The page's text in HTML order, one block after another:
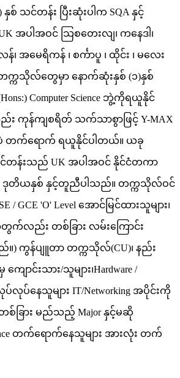
စ် သင်တန်း ပြီးဆုံးပါက SQA နှင့်
အပါအဝင် သြစတေးလျ၊ ကနေဒါ၊
၊ အမေရိကန် ၊ စင်္ကာပူ ၊ ထိုင်း ၊ မလေး
က္ကသိုလ်တွေမှာ နောက်ဆုံးနှစ် (၁)နှစ်
Computer Science ဘွဲ့ကိုရယူနိုင်
ကုန်ကျစရိတ် သက်သာစွာဖြင့် Y-MAX
ာပဲ တက်ရောက် ရယူနိုင်ပါတယ်။ ယခု
သင်တန်းသည် UK အပါအဝင် နိုင်ငံတကာ
ဒုတိယနှစ် နှင့်တူညီပါသည်။ တက္ကသိုလ်ဝင်
GCE 'O' Level အောင်မြင်ထားသူများ၊
တွက်လည်း တစ်ခြား လမ်းကြောင်း
။) ကွန်ပျူတာ တက္ကသိုလ်(CU)၊ နည်း
ောင်းသား/သူများ၊Hardware /
ပ်လုပ်နေသူများ IT/Networking အပိုင်းကို
တစ်ခြား မည်သည့် Major နှင့်မဆို
တက်ရောက်နေသူများ အားလုံး တက်